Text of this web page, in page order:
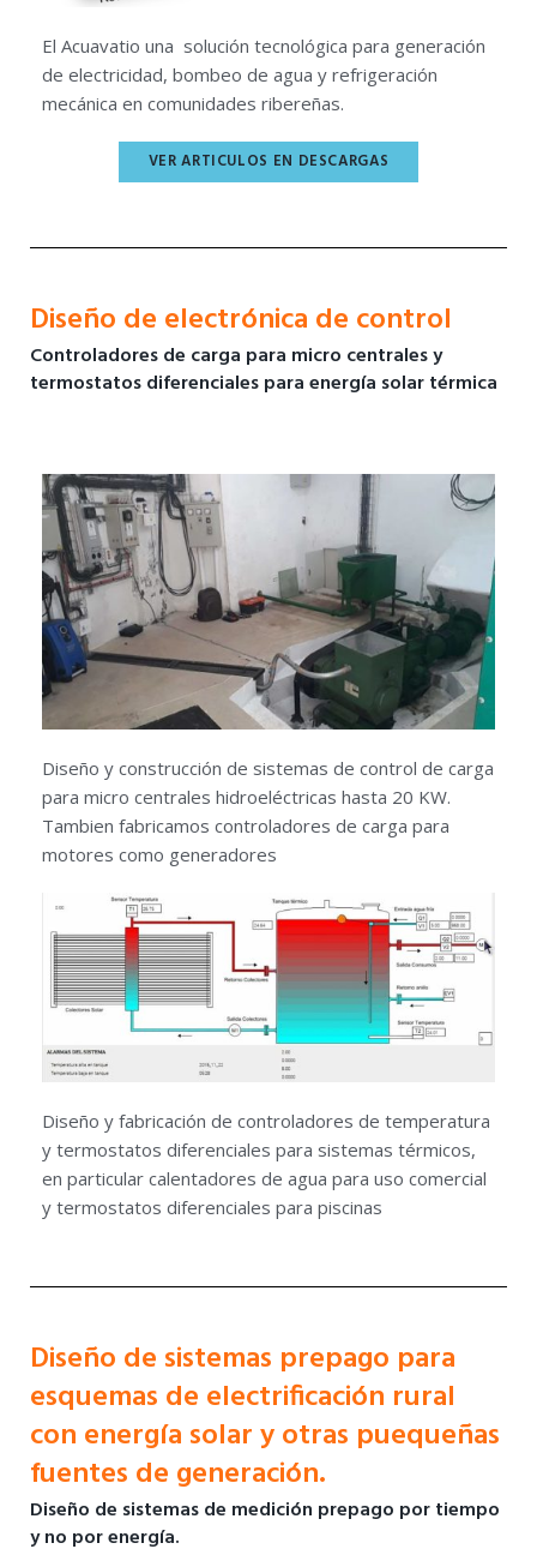
El Acuavatio una solución tecnológica para generación
de electricidad, bombeo de agua y refrigeración
mecánica en comunidades ribereñas.
VER ARTICULOS EN DESCARGAS
Diseño de electrónica de control
Controladores de carga para micro centrales y
termostatos diferenciales para energía solar térmica
Diseño y construcción de sistemas de control de carga
para micro centrales hidroeléctricas hasta 20 KW.
Tambien fabricamos controladores de carga para
motores como generadores
Diseño y fabricación de controladores de temperatura
y termostatos diferenciales para sistemas térmicos,
en particular calentadores de agua para uso comercial
y termostatos diferenciales para piscinas
Diseño de sistemas prepago para
esquemas de electrificación rural
con energía solar y otras puequeñas
fuentes de generación.
Diseño de sistemas de medición prepago por tiempo
y no por energía.